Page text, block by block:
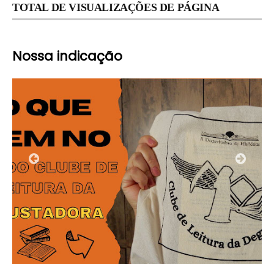
TOTAL DE VISUALIZAÇÕES DE PÁGINA
Nossa indicação